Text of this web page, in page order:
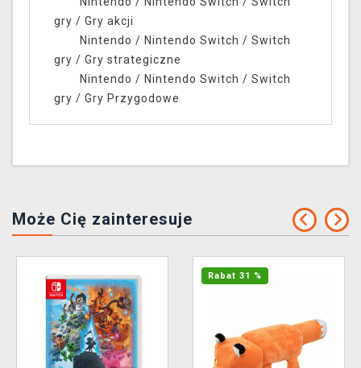
gry / Gry akcji
Nintendo / Nintendo Switch / Switch
gry / Gry strategiczne
Nintendo / Nintendo Switch / Switch
gry / Gry Przygodowe
Może Cię zainteresuje
Rabat 31 %